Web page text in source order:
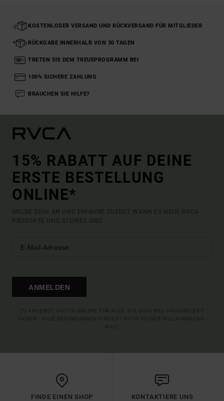
KOSTENLOSER VERSAND UND RÜCKVERSAND FÜR MITGLIEDER
RÜCKGABE INNERHALB VON 30 TAGEN
TRETEN SIE DEM TREUEPROGRAMM BEI
100% SICHERE ZAHLUNG
BRAUCHEN SIE HILFE?
15% RABATT AUF DEINE
ERSTE BESTELLUNG
ONLINE*
MELDE DICH AN UND ERFAHRE ZUERST, WANN ES NEUE RVCA
PRODUKTE UND STORIES GIBT.
ANMELDEN
FINDE EINEN SHOP KONTAKTIERE UNS